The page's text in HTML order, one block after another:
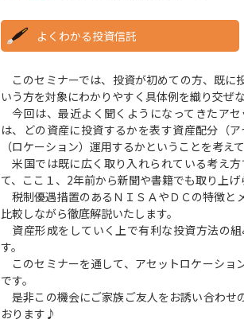
よくわかる投資信託
このセミナーでは、投資が初めての方、既に
いう方を対象にわかりやすく具体例を織り交ぜ
今回は、最近よく聞くようになってきたア
は、どの資産に投資するかを表す資産配分（
（ロケーション）運用するかということを考えて
米国では既に広く取り入れられている考え
て、ここ１、2年前から新聞や書籍でも取り上げ
税制優遇措置のあるＮＩＳＡやＤＣの特徴と
比較しながら徹底解説いたします。
資産形成をしていく上で有利な投資方法の
す。
このセミナーを通して、アセットロケーショ
です。
是非この機会にご家族ご友人をお誘い合わせ
おります♪